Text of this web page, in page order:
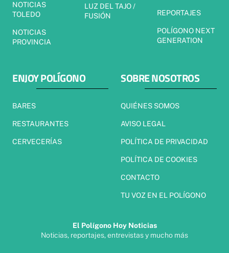
NOTICIAS
TOLEDO
NOTICIAS
PROVINCIA
LUZ DEL TAJO /
FUSIÓN
REPORTAJES
POLÍGONO NEXT
GENERATION
ENJOY POLÍGONO
BARES
RESTAURANTES
CERVECERÍAS
SOBRE NOSOTROS
QUIÉNES SOMOS
AVISO LEGAL
POLÍTICA DE PRIVACIDAD
POLÍTICA DE COOKIES
CONTACTO
TU VOZ EN EL POLÍGONO
El Polígono Hoy Noticias
Noticias, reportajes, entrevistas y mucho más